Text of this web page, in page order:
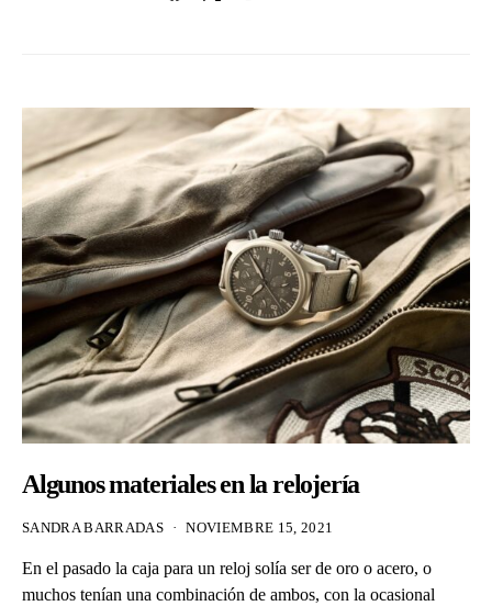
Algunos materiales en la relojería
SANDRA BARRADAS NOVIEMBRE 15, 2021
En el pasado la caja para un reloj solía ser de oro o acero, o
muchos tenían una combinación de ambos, con la ocasional